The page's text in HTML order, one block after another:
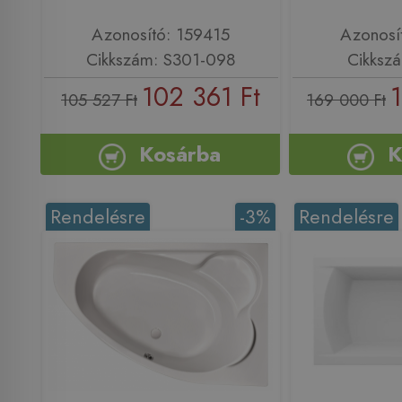
Azonosító: 159415
Cikkszám: S301-098
105 527 Ft 102 361 Ft
Kosárba
169 000 Ft
-3%
Rendelésre Rendelésre